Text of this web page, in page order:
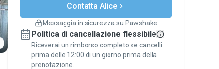
Assistenza se i piani
Prenotazioni coperte
Stai su Pawshake - dal primo messaggio al
pagamento - per attivare laGaranzia
Pawshake.
Contatta Alice
Messaggia in sicurezza su Pawshake
Politica di cancellazione flessibile
Riceverai un rimborso completo se cancelli
prima delle 12:00 di un giorno prima della
prenotazione.